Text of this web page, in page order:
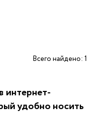
Всего найдено: 1
интернет-
удобно носить